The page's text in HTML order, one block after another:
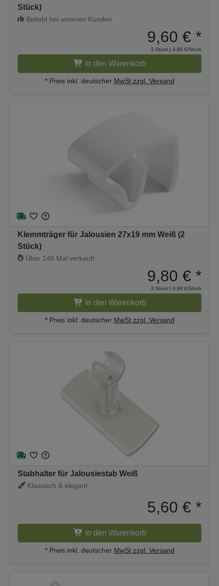
Stück)
Beliebt bei unseren Kunden
9,60 € *
2 Stück | 4,80 €/Stück
In den Warenkorb
* Preis inkl. deutscher MwSt zzgl. Versand
Klemmträger für Jalousien 27x19 mm Weiß (2
Stück)
Über 148 Mal verkauft
9,80 € *
2 Stück | 4,90 €/Stück
In den Warenkorb
* Preis inkl. deutscher MwSt zzgl. Versand
Stabhalter für Jalousiestab Weiß
Klassisch & elegant
5,60 € *
In den Warenkorb
* Preis inkl. deutscher MwSt zzgl. Versand